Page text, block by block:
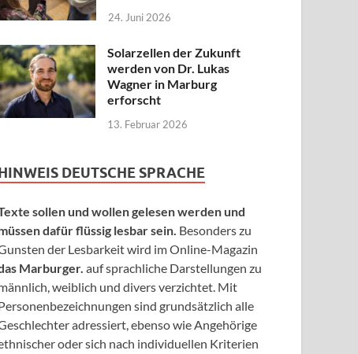
24. Juni 2026
Solarzellen der Zukunft
werden von Dr. Lukas
Wagner in Marburg
erforscht
13. Februar 2026
DEUTSCHE SPRACHE
sollen und wollen gelesen werden und
dafür flüssig lesbar sein. Besonders zu
der Lesbarkeit wird im Online-Magazin
Marburger. auf sprachliche Darstellungen zu
weiblich und divers verzichtet. Mit
sind grundsätzlich alle
adressiert, ebenso wie Angehörige
oder sich nach individuellen Kriterien